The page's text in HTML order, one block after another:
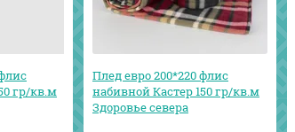
гр/кв.м
Плед евро 200*220 флис
набивной Кастер 150 гр/кв.м
Здоровье севера